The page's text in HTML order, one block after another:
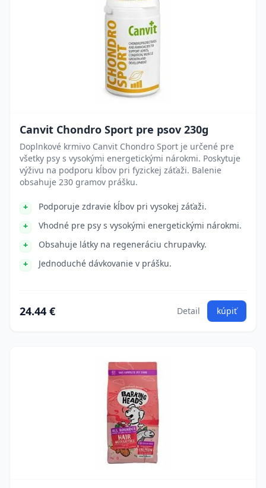
Canvit Chondro Sport pre psov 230g
Doplnkové krmivo Canvit Chondro Sport je určené pre
všetky psy s vysokými energetickými nárokmi. Poskytuje
výživu na podporu kĺbov pri fyzickej záťaži. Balenie
obsahuje 230 gramov prášku.
Podporuje zdravie kĺbov pri vysokej záťaži.
Vhodné pre psy s vysokými energetickými nárokmi.
Obsahuje látky na regeneráciu chrupavky.
Jednoduché dávkovanie v prášku.
24.44 € Detail kúpiť